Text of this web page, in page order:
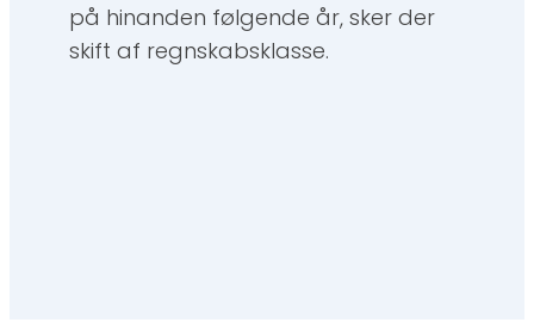
på hinanden følgende år, sker der
skift af regnskabsklasse.